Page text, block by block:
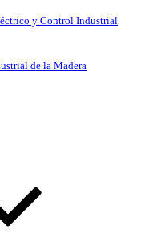
y Control Industrial
de la Madera